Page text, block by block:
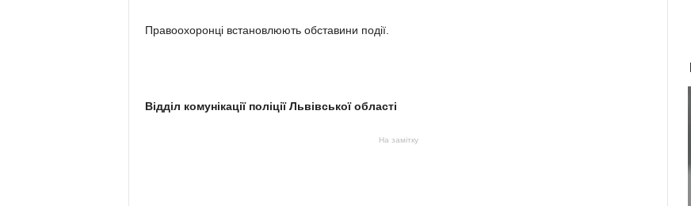
Правоохоронці встановлюють обставини події.
Відділ комунікації поліції Львівської області
На замітку